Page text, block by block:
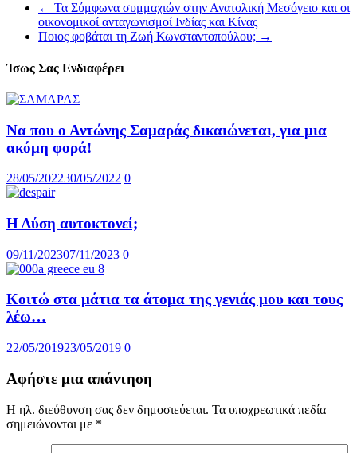
← Τα Σύμφωνα συμμαχιών στην Ανατολική Μεσόγειο και οι
οικονομικοί ανταγωνισμοί Ινδίας και Κίνας
Ποιος φοβάται τη Ζωή Κωνσταντοπούλου; →
Ίσως Σας Ενδιαφέρει
Να που ο Αντώνης Σαμαράς δικαιώνεται, για μια
ακόμη φορά!
28/05/202230/05/2022 0
Η Δύση αυτοκτονεί;
09/11/202307/11/2023 0
Κοιτώ στα μάτια τα άτομα της γενιάς μου και τους
λέω…
22/05/201923/05/2019 0
Αφήστε μια απάντηση
Η ηλ. διεύθυνση σας δεν δημοσιεύεται. Τα υποχρεωτικά πεδία
σημειώνονται με *